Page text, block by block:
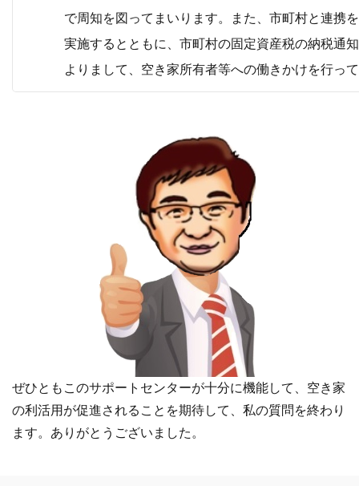
で周知を図ってまいります。また、市町村と連携
実施するとともに、市町村の固定資産税の納税通
よりまして、空き家所有者等への働きかけを行っ
ぜひともこのサポートセンターが十分に機能して、空き家
の利活用が促進されることを期待して、私の質問を終わり
ます。ありがとうございました。